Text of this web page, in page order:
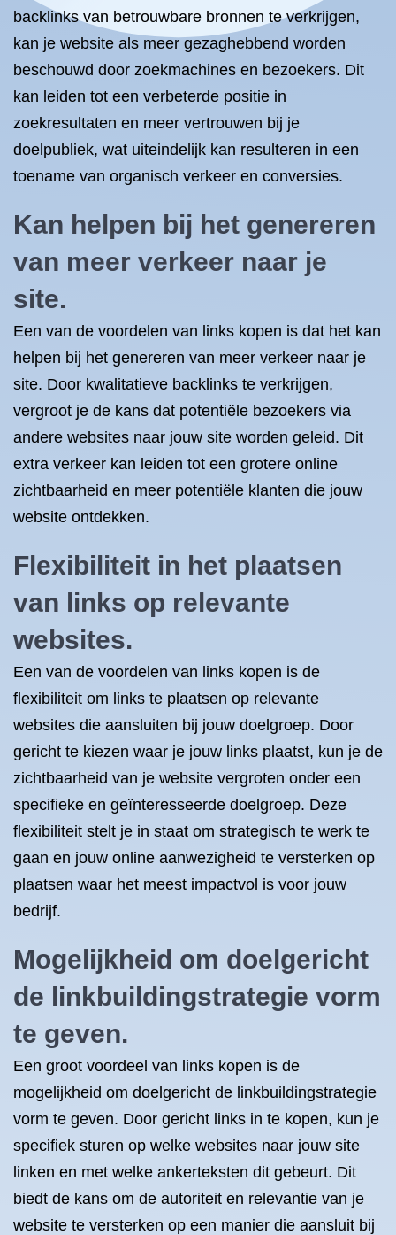
backlinks van betrouwbare bronnen te verkrijgen,
kan je website als meer gezaghebbend worden
beschouwd door zoekmachines en bezoekers. Dit
kan leiden tot een verbeterde positie in
zoekresultaten en meer vertrouwen bij je
doelpubliek, wat uiteindelijk kan resulteren in een
toename van organisch verkeer en conversies.
Kan helpen bij het genereren
van meer verkeer naar je
site.
Een van de voordelen van links kopen is dat het kan
helpen bij het genereren van meer verkeer naar je
site. Door kwalitatieve backlinks te verkrijgen,
vergroot je de kans dat potentiële bezoekers via
andere websites naar jouw site worden geleid. Dit
extra verkeer kan leiden tot een grotere online
zichtbaarheid en meer potentiële klanten die jouw
website ontdekken.
Flexibiliteit in het plaatsen
van links op relevante
websites.
Een van de voordelen van links kopen is de
flexibiliteit om links te plaatsen op relevante
websites die aansluiten bij jouw doelgroep. Door
gericht te kiezen waar je jouw links plaatst, kun je de
zichtbaarheid van je website vergroten onder een
specifieke en geïnteresseerde doelgroep. Deze
flexibiliteit stelt je in staat om strategisch te werk te
gaan en jouw online aanwezigheid te versterken op
plaatsen waar het meest impactvol is voor jouw
bedrijf.
Mogelijkheid om doelgericht
de linkbuildingstrategie vorm
te geven.
Een groot voordeel van links kopen is de
mogelijkheid om doelgericht de linkbuildingstrategie
vorm te geven. Door gericht links in te kopen, kun je
specifiek sturen op welke websites naar jouw site
linken en met welke ankerteksten dit gebeurt. Dit
biedt de kans om de autoriteit en relevantie van je
website te versterken op een manier die aansluit bij